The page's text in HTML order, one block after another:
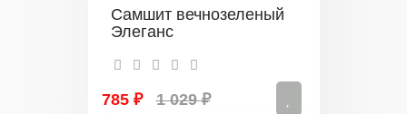
Самшит вечнозеленый
Элеганс
785 ₽ 1 029 ₽